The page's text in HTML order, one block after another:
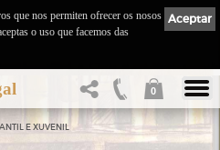
0
E XUVENIL
Aceptar
que nos permiten ofrecer os nosos
o uso que facemos das